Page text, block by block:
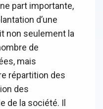
part importante,
d’une
non seulement la
de
mais
répartition des
des
de la société. Il